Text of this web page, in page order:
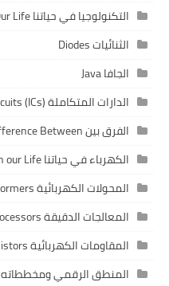
التكنولوجيا في حياتنا Technology in Our Life
الثنائيات Diodes
الجافا Java
الدارات المتكاملة Integrated Circuits (ICs)
الفرق بين Difference Between
الكهرباء في حياتنا Electricity in our Life
المحولات الكهربائية Transformers
المعالجات الدقيقة Microprocessors
المقاومات الكهربائية Resistors
المنطق الرقمي ومخططاته Digital Logic Designs